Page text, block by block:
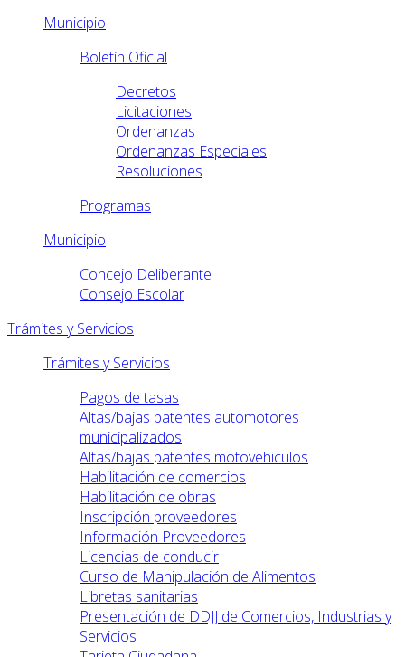
Municipio
Boletín Oficial
Decretos
Licitaciones
Ordenanzas
Ordenanzas Especiales
Resoluciones
Programas
Municipio
Concejo Deliberante
Consejo Escolar
Trámites y Servicios
Trámites y Servicios
Pagos de tasas
Altas/bajas patentes automotores
municipalizados
Altas/bajas patentes motovehiculos
Habilitación de comercios
Habilitación de obras
Inscripción proveedores
Información Proveedores
Licencias de conducir
Curso de Manipulación de Alimentos
Libretas sanitarias
Presentación de DDJJ de Comercios, Industrias y
Servicios